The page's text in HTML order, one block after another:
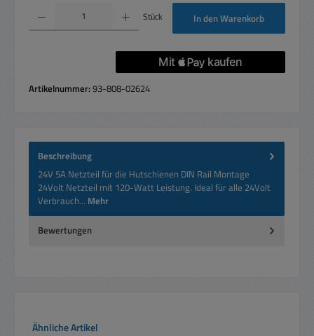
Produkt Anzahl: Gib den gewünschten Wert ein oder benutze die Schaltflächen um
Stück In den Warenkorb
Artikelnummer:93-808-02624
Beschreibung
24V 5A Netzteil für die Hutschienen DIN Rail Montage
24Volt Netzteil mit 120-Watt Leistung. Ideal für alle 24Volt
Verbrauch… Mehr
Bewertungen
Produktgalerie überspringen
Ähnliche Artikel